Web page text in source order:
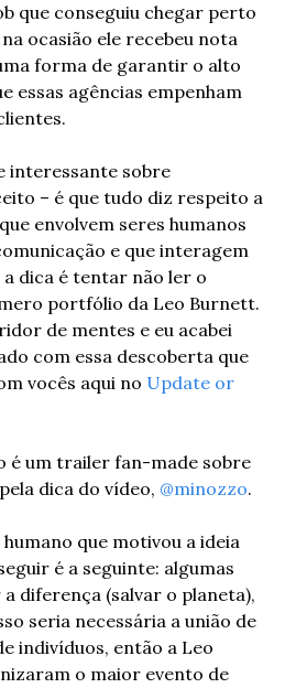
que conseguiu chegar perto
ocasião ele recebeu nota
forma de garantir o alto
essas agências empenham
interessante sobre
– é que tudo diz respeito a
envolvem seres humanos
e que interagem
a dica é tentar não ler o
portfólio da Leo Burnett.
de mentes e eu acabei
com essa descoberta que
vocês aqui no Update or
é um trailer fan-made sobre
dica do vídeo, @minozzo.
que motivou a ideia
é a seguinte: algumas
diferença (salvar o planeta),
seria necessária a união de
indivíduos, então a Leo
o maior evento de